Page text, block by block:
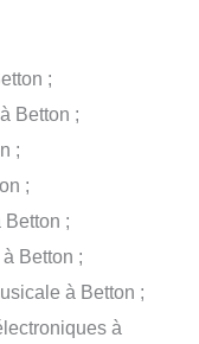
;
Betton ;
;
;
;
Betton ;
à Betton ;
à